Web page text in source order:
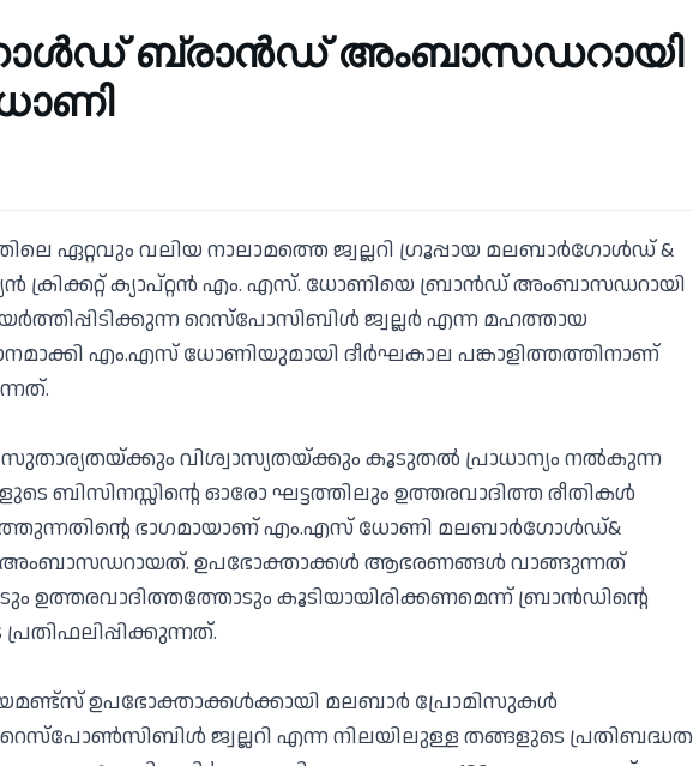
ബ്രാന്‍ഡ് അംബാസഡറായി
ഏറ്റവും വലിയ നാലാമത്തെ ജ്വല്ലറി ഗ്രൂപ്പായ മലബാര്‍ഗോള്‍ഡ് &
ക്യാപ്റ്റന്‍ എം. എസ്. ധോണിയെ ബ്രാന്‍ഡ് അംബാസഡറായി
റെസ്‌പോസിബിള്‍ ജ്വല്ലര്‍ എന്ന മഹത്തായ
എം.എസ് ധോണിയുമായി ദീര്‍ഘകാല പങ്കാളിത്തത്തിനാണ്
വിശ്വാസ്യതയ്ക്കും കൂടുതല്‍ പ്രാധാന്യം നല്‍കുന്ന
ബിസിനസ്സിന്റെ ഓരോ ഘട്ടത്തിലും ഉത്തരവാദിത്ത രീതികള്‍
ഭാഗമായാണ് എം.എസ് ധോണി മലബാര്‍ഗോള്‍ഡ്&
ഉപഭോക്താക്കള്‍ ആഭരണങ്ങള്‍ വാങ്ങുന്നത്
ഉത്തരവാദിത്തത്തോടും കൂടിയായിരിക്കണമെന്ന് ബ്രാന്‍ഡിന്റെ
ഉപഭോക്താക്കള്‍ക്കായി മലബാര്‍ പ്രോമിസുകള്‍
റെസ്‌പോണ്‍സിബിള്‍ ജ്വല്ലറി എന്ന നിലയിലുള്ള തങ്ങളുടെ പ്രതിബദ്ധത